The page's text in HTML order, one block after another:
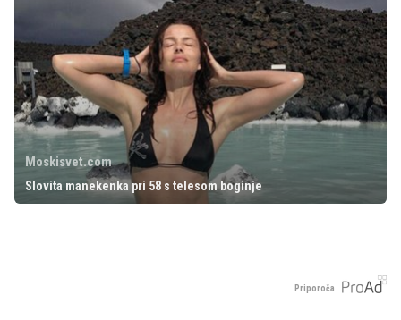
Moskisvet.com
Slovita manekenka pri 58 s telesom boginje
Priporoča